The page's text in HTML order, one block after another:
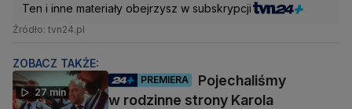
Ten i inne materiały obejrzysz w subskrypcji
Źródło: tvn24.pl
ZOBACZ TAKŻE:
27 min
PREMIERA
Pojechaliśmy
w rodzinne strony Karola